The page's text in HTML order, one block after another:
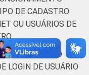
DE CADASTRO
OU USUÁRIOS DE
LOGIN DE USUÁRIO